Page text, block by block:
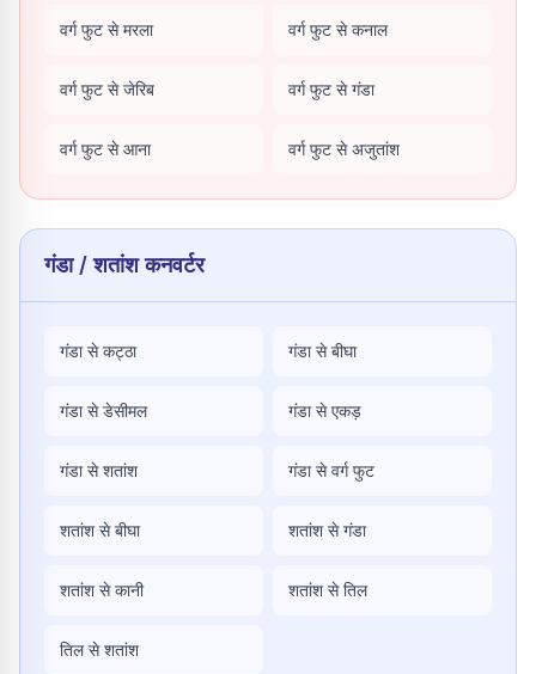
वर्ग फुट से मरला वर्ग फुट से कनाल
वर्ग फुट से जेरिब वर्ग फुट से गंडा
वर्ग फुट से आना वर्ग फुट से अजुतांश
गंडा / शतांश कनवर्टर
गंडा से कट्ठा गंडा से बीघा
गंडा से डेसीमल गंडा से एकड़
गंडा से शतांश गंडा से वर्ग फुट
शतांश से बीघा शतांश से गंडा
शतांश से कानी शतांश से तिल
तिल से शतांश